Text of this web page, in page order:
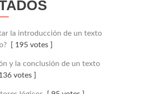
la introducción de un texto
[ 195 votes ]
y la conclusión de un texto
votes ]